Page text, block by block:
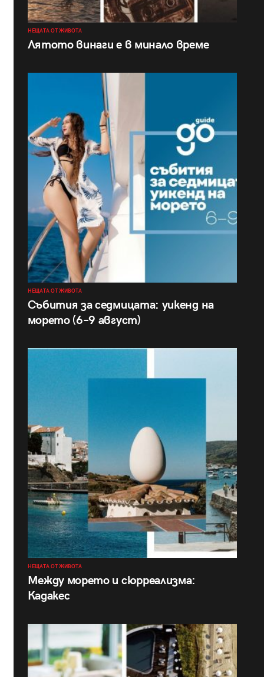
НЕЩАТА ОТ ЖИВОТА
Лятото винаги е в минало време
НЕЩАТА ОТ ЖИВОТА
Събития за седмицата: уикенд на
морето (6–9 август)
НЕЩАТА ОТ ЖИВОТА
Между морето и сюрреализма:
Кадакес